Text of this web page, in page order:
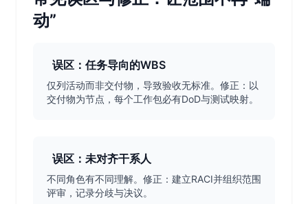
动”
误区：任务导向的WBS
仅列活动而非交付物，导致验收无标准。修正：以
交付物为节点，每个工作包必有DoD与测试映射。
误区：未对齐干系人
不同角色有不同理解。修正：建立RACI并组织范围
评审，记录分歧与决议。